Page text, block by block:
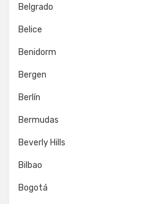
Belgrado
Belice
Benidorm
Bergen
Berlín
Bermudas
Beverly Hills
Bilbao
Bogotá